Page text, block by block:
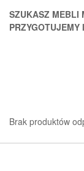
SZUKASZ MEBLI
PRZYGOTUJEMY
Brak produktów